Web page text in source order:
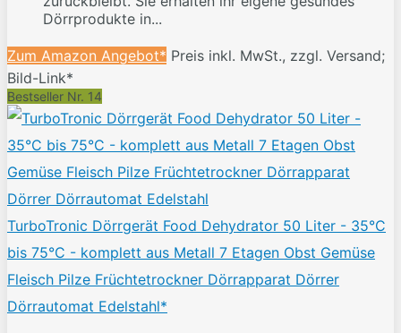
Dörrprodukte in...
Zum Amazon Angebot* Preis inkl. MwSt., zzgl. Versand;
Bild-Link*
Bestseller Nr. 14
TurboTronic Dörrgerät Food Dehydrator 50 Liter - 35°C
bis 75°C - komplett aus Metall 7 Etagen Obst Gemüse
Fleisch Pilze Früchtetrockner Dörrapparat Dörrer
Dörrautomat Edelstahl*